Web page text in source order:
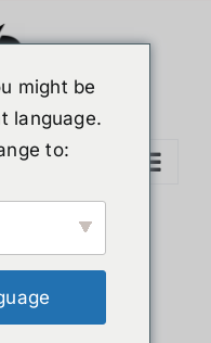
might be
language.
to: